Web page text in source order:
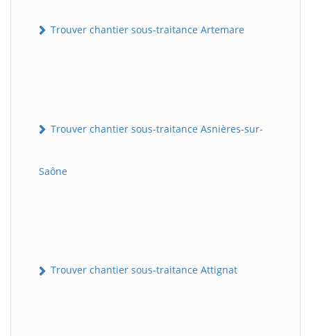
Trouver chantier sous-traitance Artemare
Trouver chantier sous-traitance Asnières-sur-
Saône
Trouver chantier sous-traitance Attignat